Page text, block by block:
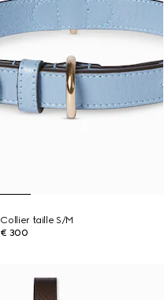
Collier taille S/M
€ 300